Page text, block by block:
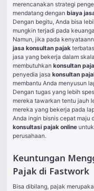
merencanakan strategi
mendatang dengan biaya
Dengan begitu, Anda bisa
mungkin terjadi pada
Namun, jika pada
jasa konsultan pajak
jasa yang bekerja dalam
membutuhkan konsultan
penyedia jasa konsultan
membantu Anda menyusun
Dengan tugas yang lebih
mereka tawarkan tentu jauh
mereka yang bekerja pada
Anda ingin bisnis cepat maju
konsultasi pajak online
perusahaan.
Keuntungan
Pajak di Fastwork
Bisa dibilang, pajak